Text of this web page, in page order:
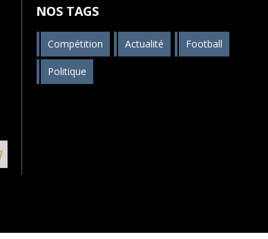
NOS TAGS
Compétition Actualité Football
Politique